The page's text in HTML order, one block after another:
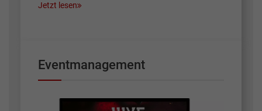
Jetzt lesen
Eventmanagement